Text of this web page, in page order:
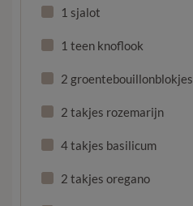
1 sjalot
1 teen knoflook
2 groentebouillonblokjes
2 takjes rozemarijn
4 takjes basilicum
2 takjes oregano